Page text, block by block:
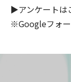
▶アンケートは
※Googleフォー